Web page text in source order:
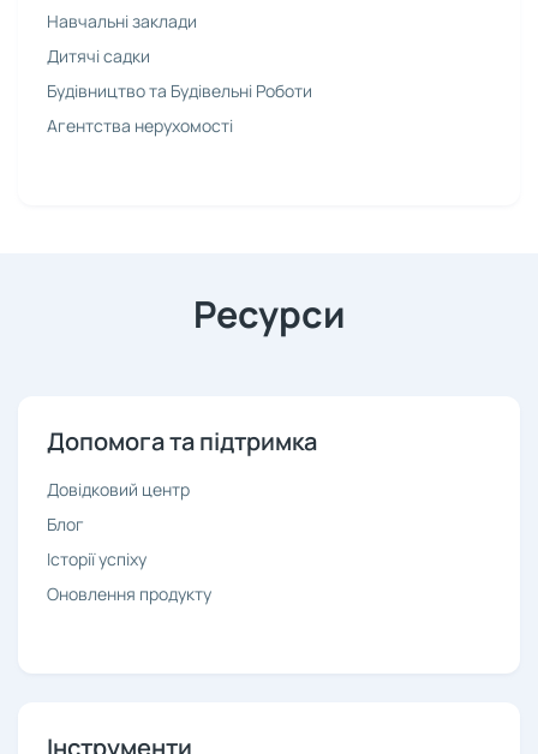
Навчальні заклади
Дитячі садки
Будівництво та Будівельні Роботи
Агентства нерухомості
Ресурси
Допомога та підтримка
Довідковий центр
Блог
Історії успіху
Оновлення продукту